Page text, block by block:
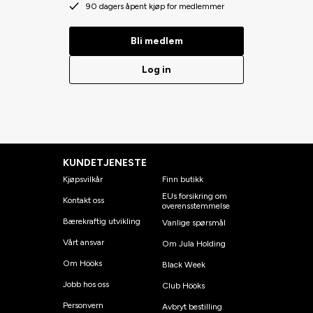
90 dagers åpent kjøp for medlemmer
Bli medlem
Log in
KUNDETJENESTE
Kjøpsvilkår
Kontakt oss
Bærekraftig utvikling
Vårt ansvar
Om Hööks
Jobb hos oss
Personvern
Finn butikk
EUs forsikring om
overensstemmelse
Vanlige spørsmål
Om Jula Holding
Black Week
Club Hööks
Avbryt bestilling